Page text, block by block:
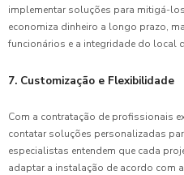
implementar soluções para mitigá-
economiza dinheiro a longo prazo,
funcionários e a integridade do local
7. Customização e Flexibilidade
Com a contratação de profissionais
contatar soluções personalizadas
especialistas entendem que cada
adaptar a instalação de acordo com